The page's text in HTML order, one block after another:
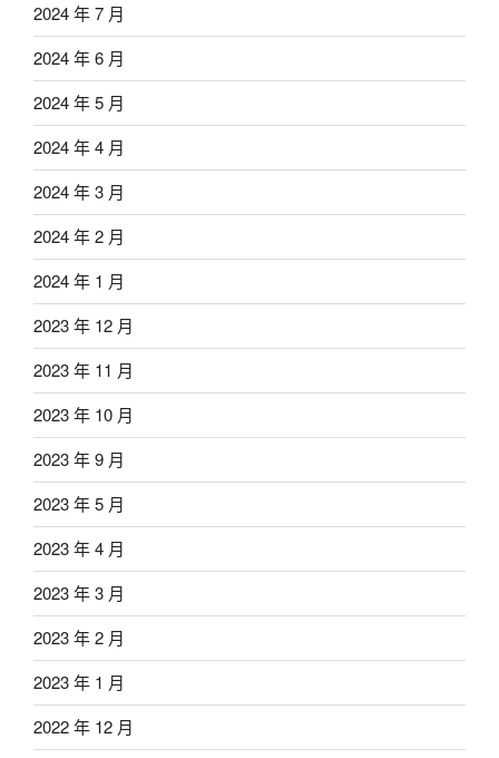
2024 年 7 月
2024 年 6 月
2024 年 5 月
2024 年 4 月
2024 年 3 月
2024 年 2 月
2024 年 1 月
2023 年 12 月
2023 年 11 月
2023 年 10 月
2023 年 9 月
2023 年 5 月
2023 年 4 月
2023 年 3 月
2023 年 2 月
2023 年 1 月
2022 年 12 月